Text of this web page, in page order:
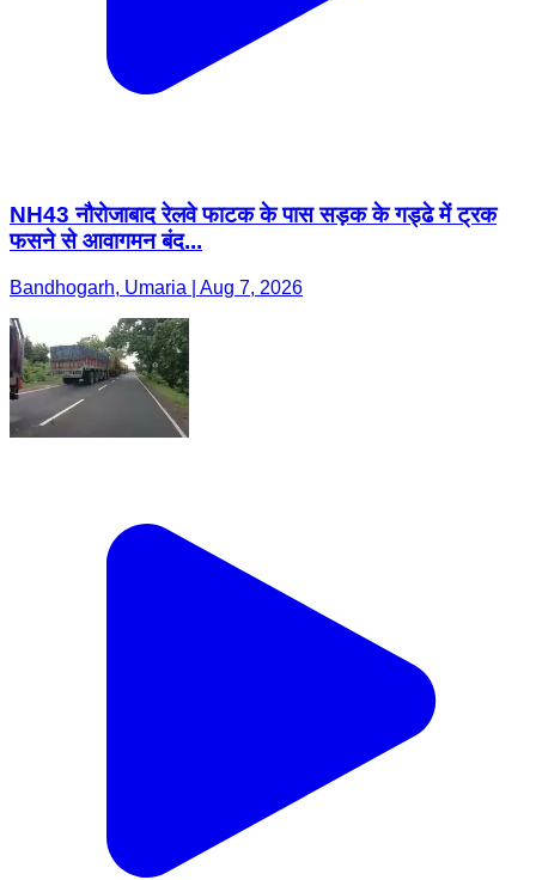
NH43 नौरोजाबाद रेलवे फाटक के पास सड़क के गड्ढे में ट्रक
फसने से आवागमन बंद...
Bandhogarh, Umaria | Aug 7, 2026